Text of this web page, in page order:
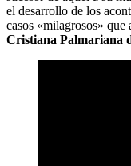
el desarrollo de los
casos «milagrosos»
Cristiana Palmariana